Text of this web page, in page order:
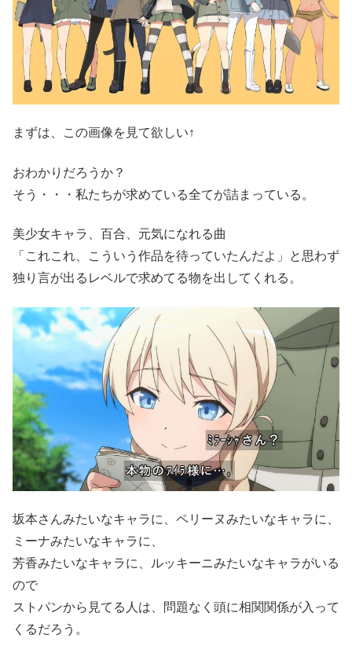
まずは、この画像を見て欲しい↑
おわかりだろうか？
そう・・・私たちが求めている全てが詰まっている。
美少女キャラ、百合、元気になれる曲
「これこれ、こういう作品を待っていたんだよ」と思わず
独り言が出るレベルで求めてる物を出してくれる。
坂本さんみたいなキャラに、ペリーヌみたいなキャラに、
ミーナみたいなキャラに、
芳香みたいなキャラに、ルッキーニみたいなキャラがいる
ので
ストパンから見てる人は、問題なく頭に相関関係が入って
くるだろう。